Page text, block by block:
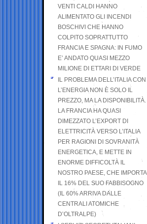
VENTI CALDI HANNO
ALIMENTATO GLI INCENDI
BOSCHIVI CHE HANNO
COLPITO SOPRATTUTTO
FRANCIA E SPAGNA: IN FUMO
E’ ANDATO QUASI MEZZO
MILIONE DI ETTARI DI VERDE
IL PROBLEMA DELL’ITALIA CON
L’ENERGIA NON È SOLO IL
PREZZO, MA LA DISPONIBILITÀ.
LA FRANCIA HA QUASI
DIMEZZATO L’EXPORT DI
ELETTRICITÀ VERSO L’ITALIA
PER RAGIONI DI SOVRANITÀ
ENERGETICA, E METTE IN
ENORME DIFFICOLTÀ IL
NOSTRO PAESE, CHE IMPORTA
IL 16% DEL SUO FABBISOGNO
(IL 60% ARRIVA DALLE
CENTRALI ATOMICHE
D’OLTRALPE)